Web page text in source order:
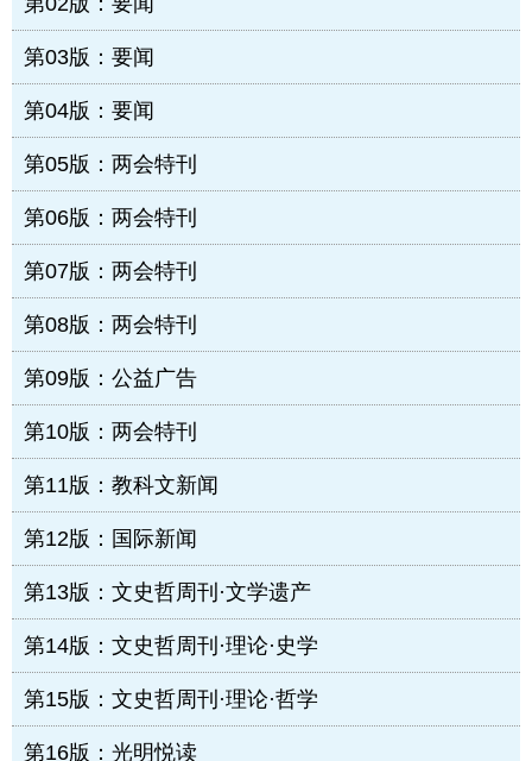
第03版：要闻
第04版：要闻
第05版：两会特刊
第06版：两会特刊
第07版：两会特刊
第08版：两会特刊
第09版：公益广告
第10版：两会特刊
第11版：教科文新闻
第12版：国际新闻
第13版：文史哲周刊·文学遗产
第14版：文史哲周刊·理论·史学
第15版：文史哲周刊·理论·哲学
第16版：光明悦读